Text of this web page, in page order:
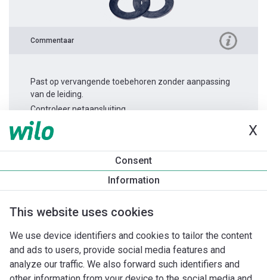
X
Consent
Information
This website uses cookies
We use device identifiers and cookies to tailor the content
and ads to users, provide social media features and
analyze our traffic. We also forward such identifiers and
Commentaar
Past op vervangende toebehoren zonder aanpassing
van de leiding.
Controleer netaansluiting.
Productinformatie